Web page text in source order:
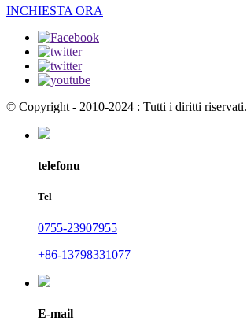
INCHIESTA ORA
© Copyright - 2010-2024 : Tutti i diritti riservati.
telefonu
Tel
0755-23907955
+86-13798331077
E-mail